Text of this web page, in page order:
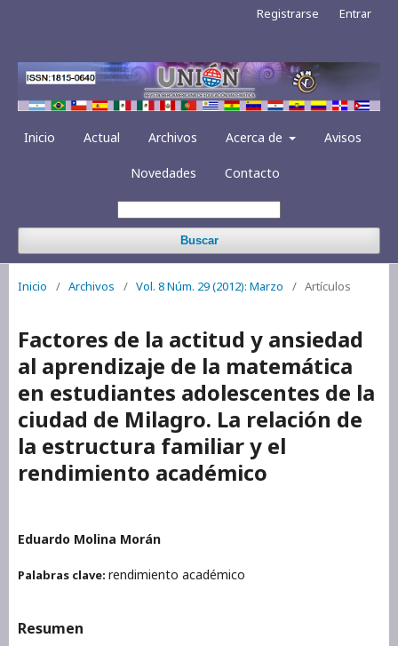
Inicio Actual Archivos Acerca de Avisos
Novedades Contacto
Buscar
Registrarse Entrar
Inicio / Archivos / Vol. 8 Núm. 29 (2012): Marzo / Artículos
Factores de la actitud y ansiedad
al aprendizaje de la matemática
en estudiantes adolescentes de la
ciudad de Milagro. La relación de
la estructura familiar y el
rendimiento académico
Eduardo Molina Morán
Palabras clave: rendimiento académico
Resumen